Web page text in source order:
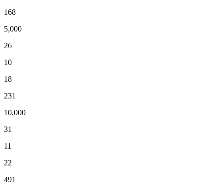
168
5,000
26
10
18
231
10,000
31
11
22
491